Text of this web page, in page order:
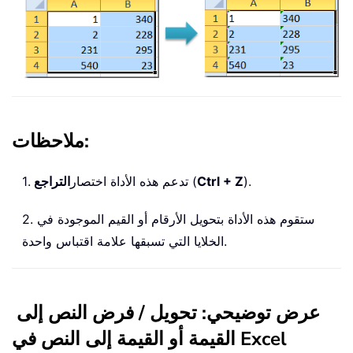
ملاحظات:
1. تدعم هذه الأداة اختصار التراجع (Ctrl + Z).
2. ستقوم هذه الأداة بتحويل الأرقام أو القيم الموجودة في
الخلايا التي تسبقها علامة اقتباس واحدة.
عرض توضيحي: تحويل / فرض النص إلى
القيمة أو القيمة إلى النص في Excel